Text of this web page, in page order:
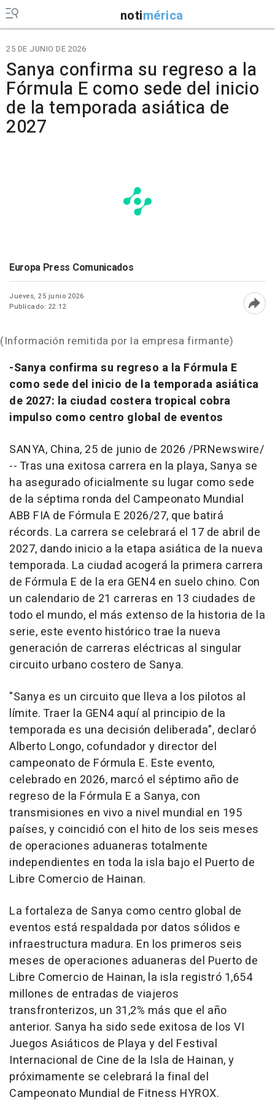
notimérica
25 DE JUNIO DE 2026
Sanya confirma su regreso a la
Fórmula E como sede del inicio
de la temporada asiática de
2027
Europa Press Comunicados
Jueves, 25 junio 2026
Publicado: 22:12
(Información remitida por la empresa firmante)
-Sanya confirma su regreso a la Fórmula E
como sede del inicio de la temporada asiática
de 2027: la ciudad costera tropical cobra
impulso como centro global de eventos
SANYA, China, 25 de junio de 2026 /PRNewswire/
-- Tras una exitosa carrera en la playa, Sanya se
ha asegurado oficialmente su lugar como sede
de la séptima ronda del Campeonato Mundial
ABB FIA de Fórmula E 2026/27, que batirá
récords. La carrera se celebrará el 17 de abril de
2027, dando inicio a la etapa asiática de la nueva
temporada. La ciudad acogerá la primera carrera
de Fórmula E de la era GEN4 en suelo chino. Con
un calendario de 21 carreras en 13 ciudades de
todo el mundo, el más extenso de la historia de la
serie, este evento histórico trae la nueva
generación de carreras eléctricas al singular
circuito urbano costero de Sanya.
"Sanya es un circuito que lleva a los pilotos al
límite. Traer la GEN4 aquí al principio de la
temporada es una decisión deliberada", declaró
Alberto Longo, cofundador y director del
campeonato de Fórmula E. Este evento,
celebrado en 2026, marcó el séptimo año de
regreso de la Fórmula E a Sanya, con
transmisiones en vivo a nivel mundial en 195
países, y coincidió con el hito de los seis meses
de operaciones aduaneras totalmente
independientes en toda la isla bajo el Puerto de
Libre Comercio de Hainan.
La fortaleza de Sanya como centro global de
eventos está respaldada por datos sólidos e
infraestructura madura. En los primeros seis
meses de operaciones aduaneras del Puerto de
Libre Comercio de Hainan, la isla registró 1,654
millones de entradas de viajeros
transfronterizos, un 31,2% más que el año
anterior. Sanya ha sido sede exitosa de los VI
Juegos Asiáticos de Playa y del Festival
Internacional de Cine de la Isla de Hainan, y
próximamente se celebrará la final del
Campeonato Mundial de Fitness HYROX.